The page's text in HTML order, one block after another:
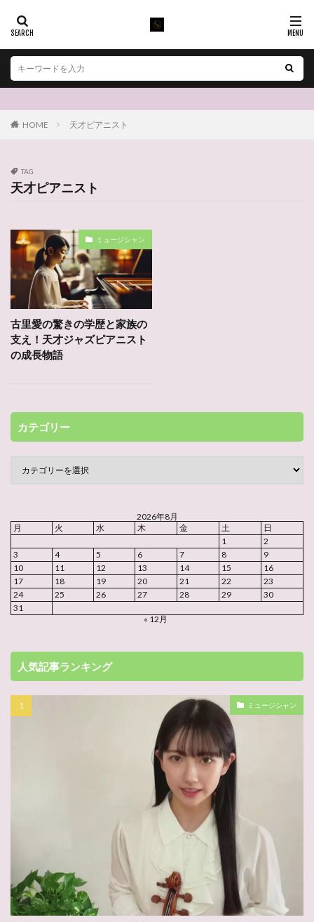
HOME 天才ピアニスト
TAG
天才ピアニスト
ミュージシャン
古里愛の驚きの学歴と家族の
支え！天才ジャズピアニスト
の成長物語
カテゴリー
2026年8月
月
火 水 木 金 土
日
1
2
3
4 5 6 7 8
9
10
11 12 13 14 15
16
17
18 19 20 21 22
23
24
25 26 27 28 29
30
31
« 12月
人気記事ランキング
ミュージシャン